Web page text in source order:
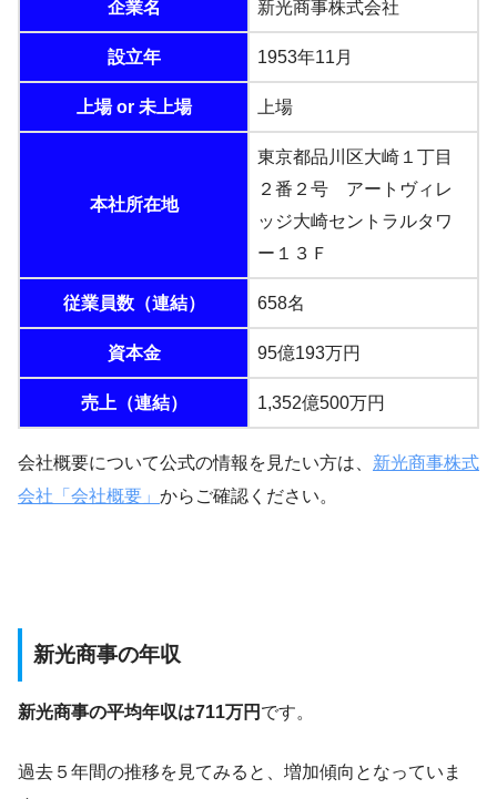
企業名 新光商事株式会社
設立年 1953年11月
上場 or 未上場 上場
本社所在地
東京都品川区大崎１丁目
２番２号 アートヴィレ
ッジ大崎セントラルタワ
ー１３Ｆ
従業員数（連結） 658名
資本金 95億193万円
売上（連結） 1,352億500万円
会社概要について公式の情報を見たい方は、 新光商事株式
会社「会社概要」 からご確認ください。
新光商事の年収
新光商事の平均年収は711万円 です。
過去５年間の推移を見てみると、増加傾向となっていま